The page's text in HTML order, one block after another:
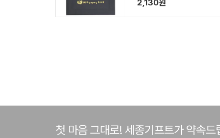
2,130원
첫 마음 그대로! 세종기프트가 약속드